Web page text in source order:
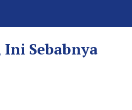
Sebabnya